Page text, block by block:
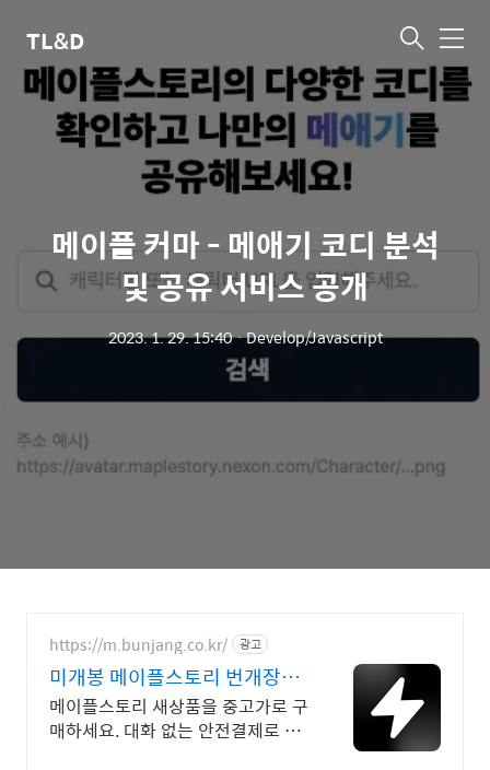
TL&D 메
뉴
메이플 커마 - 메애기 코디 분석
및 공유 서비스 공개
2023. 1. 29. 15:40ㆍDevelop/Javascript
https://m.bunjang.co.kr/ 광고
미개봉 메이플스토리 번개장터
국내 최대 브랜드 중고거래
메이플스토리 새상품을 중고가로 구
매하세요. 대화 없는 안전결제로 간